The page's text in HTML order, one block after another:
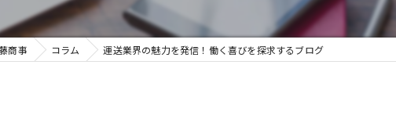
商事 コラム 運送業界の魅力を発信！働く喜びを探求するブログ